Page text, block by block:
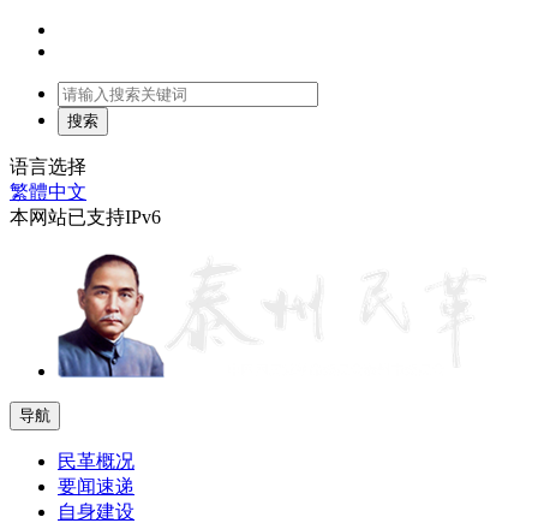
语言选择
繁體中文
本网站已支持IPv6
导航
民革概况
要闻速递
自身建设